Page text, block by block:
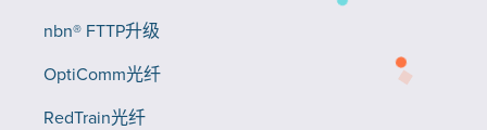
nbn® FTTP升级
OptiComm光纤
RedTrain光纤